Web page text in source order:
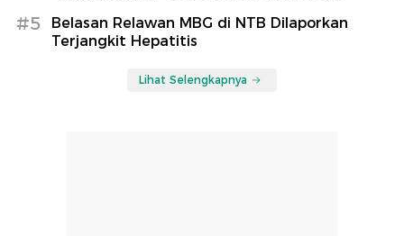
#5
Belasan Relawan MBG di NTB Dilaporkan
Terjangkit Hepatitis
Lihat Selengkapnya